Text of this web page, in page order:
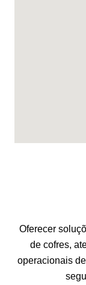
Oferecer
de cofres,
operacionais